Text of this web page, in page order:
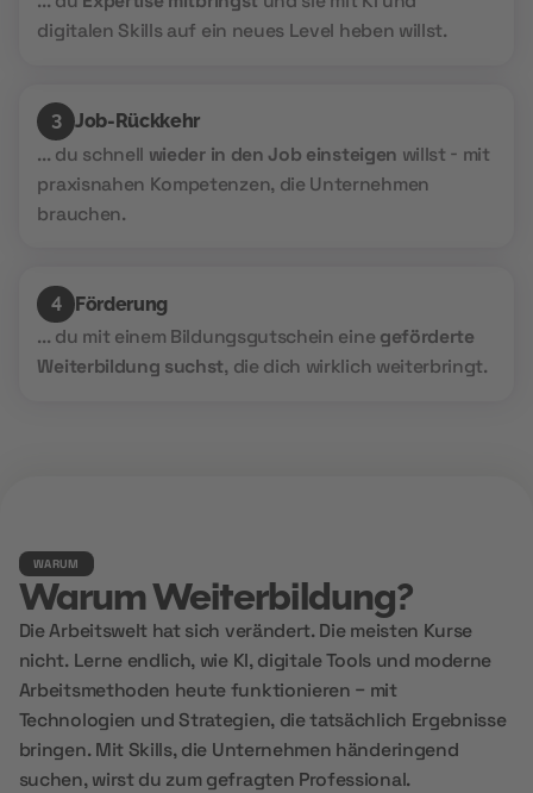
digitalen Skills auf ein neues Level heben willst.
3 Job-Rückkehr
... du schnell wieder in den Job einsteigen willst - mit
praxisnahen Kompetenzen, die Unternehmen
brauchen.
4 Förderung
... du mit einem Bildungsgutschein eine geförderte
Weiterbildung suchst, die dich wirklich weiterbringt.
WARUM
Warum Weiterbildung?
Die Arbeitswelt hat sich verändert. Die meisten Kurse
nicht. Lerne endlich, wie KI, digitale Tools und moderne
Arbeitsmethoden heute funktionieren – mit
Technologien und Strategien, die tatsächlich Ergebnisse
bringen. Mit Skills, die Unternehmen händeringend
suchen, wirst du zum gefragten Professional.